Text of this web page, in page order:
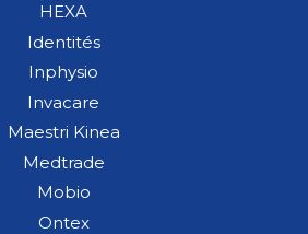
HEXA
Identités
Inphysio
Invacare
Maestri Kinea
Medtrade
Mobio
Ontex